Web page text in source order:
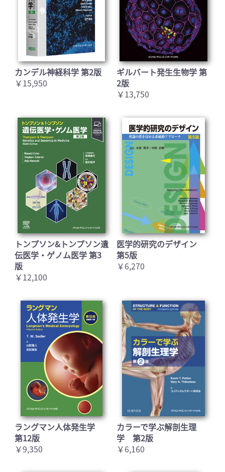
カンデル神経科学 第2版
￥15,950
ギルバート発生生物学 第
2版
￥13,750
トンプソン&トンプソン遺
伝医学・ゲノム医学 第3
版
￥12,100
医学的研究のデザイン
第5版
￥6,270
ラングマン人体発生学
第12版
￥9,350
カラーで学ぶ解剖生理
学 第2版
￥6,160